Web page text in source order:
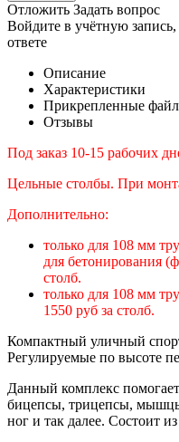
Отложить Задать вопрос
Войдите в учётную
ответе
Описание
Характеристики
Прикрепленные
Отзывы
Под заказ 10-15 рабочих
Цельные столбы. При
Дополнительно:
только для 108 мм
для бетонирования
столб.
только для 108 мм
1550 руб за столб.
Компактный уличный
Регулируемые по высоте
Данный комплекс
бицепсы, трицепсы,
ног и так далее. Состоит